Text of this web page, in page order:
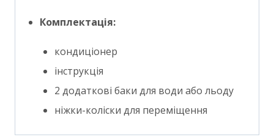
Комплектація:
кондиціонер
інструкція
2 додаткові баки для води або льоду
ніжки-коліски для переміщення